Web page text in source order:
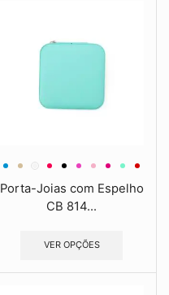
Porta-Joias com Espelho
CB 814...
VER OPÇÕES